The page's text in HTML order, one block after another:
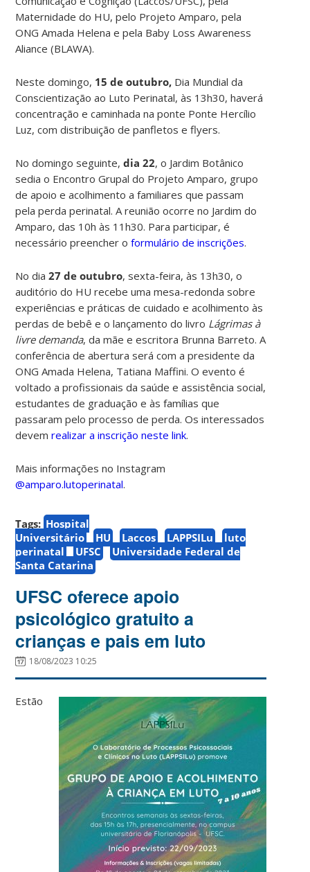
Maternidade do HU, pelo Projeto Amparo, pela
ONG Amada Helena e pela Baby Loss Awareness
Aliance (BLAWA).
Neste domingo, 15 de outubro, Dia Mundial da
Conscientização ao Luto Perinatal, às 13h30, haverá
concentração e caminhada na ponte Ponte Hercílio
Luz, com distribuição de panfletos e flyers.
No domingo seguinte,dia 22, o Jardim Botânico
sedia o Encontro Grupal do Projeto Amparo, grupo
de apoio e acolhimento a familiares que passam
pela perda perinatal. A reunião ocorre no Jardim do
Amparo, das 10h às 11h30. Para participar, é
necessário preencher oformulário de inscrições.
No dia27 de outubro, sexta-feira, às 13h30, o
auditório do HU recebe uma mesa-redonda sobre
experiências e práticas de cuidado e acolhimento às
perdas de bebê e o lançamento do livro Lágrimas à
livre demanda, da mãe e escritora Brunna Barreto. A
conferência de abertura será com a presidente da
ONG Amada Helena, Tatiana Maffini. O evento é
voltado a profissionais da saúde e assistência social,
estudantes de graduação e às famílias que
passaram pelo processo de perda. Os interessados
devemrealizar a inscrição neste link.
Mais informações no Instagram
@amparo.lutoperinatal.
Tags: Hospital
Universitário
HU Laccos LAPPSILu
luto
perinatal
UFSC
Universidade Federal de
Santa Catarina
UFSC oferece apoio
psicológico gratuito a
crianças e pais em luto
18/08/2023 10:25
Estão